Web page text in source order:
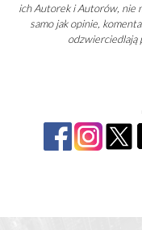
ich Autorek i Autorów, nie
samo jak opinie,
odzwierciedlają